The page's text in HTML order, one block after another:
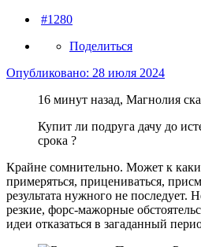
#1280
Поделиться
Опубликовано: 28 июля 2024
16 минут назад, Магнолия
Купит ли подруга дачу до
срока ?
Крайне сомнительно. Может к
примеряться, прицениваться,
результата нужного не последует.
резкие, форс-мажорные
идеи отказаться в загаданный